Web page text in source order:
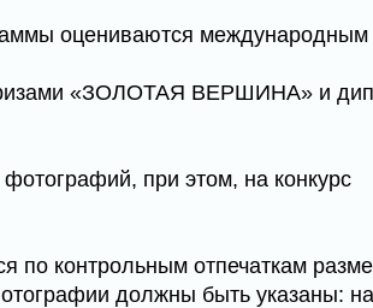
оцениваются
«ЗОЛОТАЯ ВЕРШИНА» и
при этом, на конкурс
по контрольным отпечаткам
должны быть указаны: